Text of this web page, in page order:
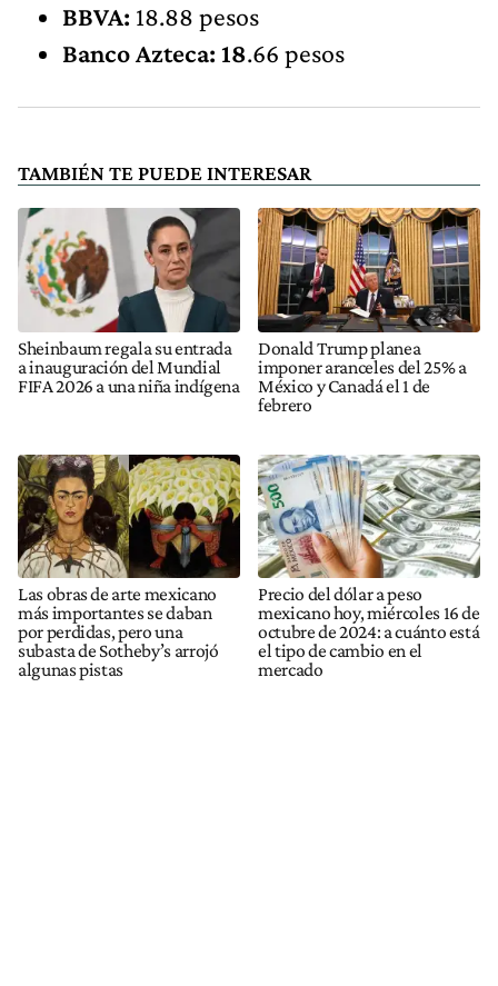
BBVA: 18.88 pesos
Banco Azteca: 18.66 pesos
TAMBIÉN TE PUEDE INTERESAR
Sheinbaum regala su entrada
a inauguración del Mundial
FIFA 2026 a una niña indígena
Donald Trump planea
imponer aranceles del 25% a
México y Canadá el 1 de
febrero
Las obras de arte mexicano
más importantes se daban
por perdidas, pero una
subasta de Sotheby’s arrojó
algunas pistas
Precio del dólar a peso
mexicano hoy, miércoles 16 de
octubre de 2024: a cuánto está
el tipo de cambio en el
mercado